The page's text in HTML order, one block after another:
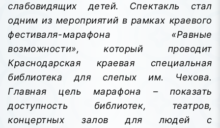
слабовидящих детей.
Спектакль стал
одним из мероприятий в рамках краевого
фестиваля-марафона «Равные
возможности», который проводит
Краснодарская краевая специальная
библиотека для слепых им. Чехова.
Главная цель марафона – показать
доступность библиотек, театров,
концертных залов для людей с